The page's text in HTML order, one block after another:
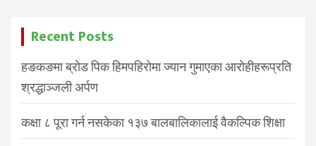
Recent Posts
हङकङमा ब्रोड पिक हिमपहिरोमा ज्यान गुमाएका आरोहीहरूप्रति
श्रद्धाञ्जली अर्पण
कक्षा ८ पूरा गर्न नसकेका १३७ बालबालिकालाई वैकल्पिक शिक्षा